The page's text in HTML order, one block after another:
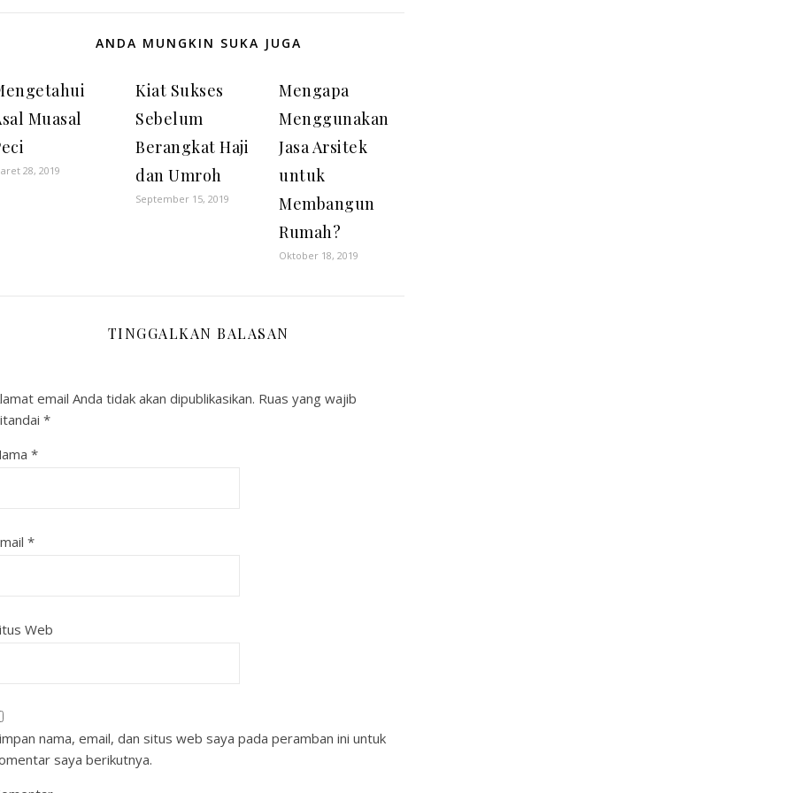
ANDA MUNGKIN SUKA JUGA
Muasal
28, 2019
Kiat Sukses
Sebelum
Berangkat Haji
dan Umroh
September 15, 2019
Mengapa
Menggunakan
Jasa Arsitek
untuk
Membangun
Rumah?
Oktober 18, 2019
TINGGALKAN BALASAN
email Anda tidak akan dipublikasikan. Ruas yang wajib
*
*
*
Web
nama, email, dan situs web saya pada peramban ini untuk
saya berikutnya.